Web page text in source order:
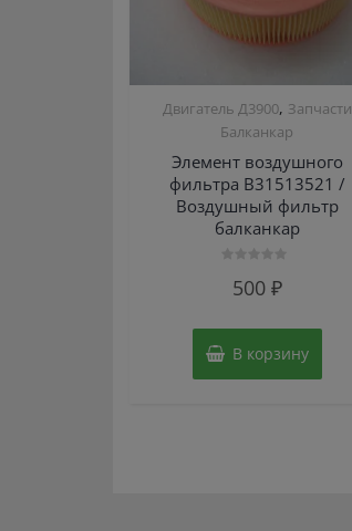
Двигатель Д3900, Запчасти
Балканкар
Элемент воздушного
фильтра В31513521 /
Воздушный фильтр
балканкар
500 ₽
В корзину